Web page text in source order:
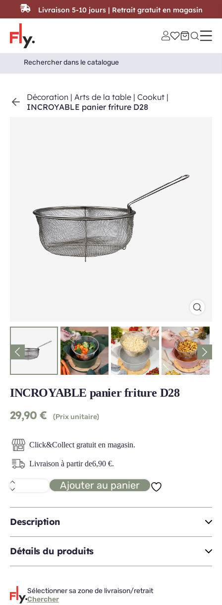
Passer au contenu
Search
for:
Search Button
Décoration | Arts de la table | Cookut |
INCROYABLE panier friture D28
INCROYABLE panier friture D28
29,90 € (Prix unitaire)
Click&Collect gratuit en magasin.
Livraison à partir de6,90 €.
quantité
de
panier
friture
D28
Ajouter au panier
Description
Détails du produits
Sélectionner sa zone de livraison/retrait
Chercher
Livraison 5-10 jours | Retrait gratuit en magasin